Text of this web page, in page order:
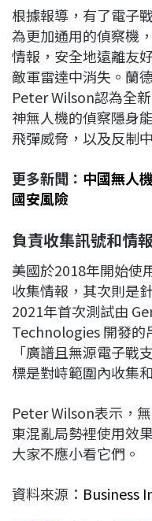
根據報導，有了電子
為更加通用的偵察機
情報，安全地遠離友
敵軍雷達中消失。蘭
Peter Wilson認為全
神無人機的偵察隱身
飛彈威脅，以及反制
更多新聞： 中國無人
國安風險
負責收集訊號和情報
美國於2018年開始使
收集情報，其次則是
2021年首次測試由
Technologies 開發的
「廣譜且無源電子戰
標是對峙範圍內收集
Peter Wilson表示，
東混亂局勢裡使用效
大家不應小看它們。
資料來源： Business